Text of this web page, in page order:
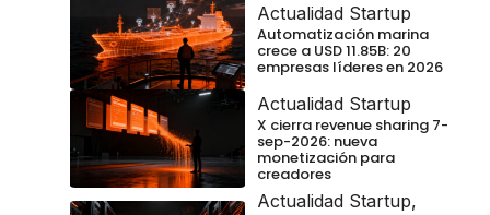
Actualidad Startup
Automatización marina
crece a USD 11.85B: 20
empresas líderes en 2026
Actualidad Startup
X cierra revenue sharing 7-
sep-2026: nueva
monetización para
creadores
Actualidad Startup,